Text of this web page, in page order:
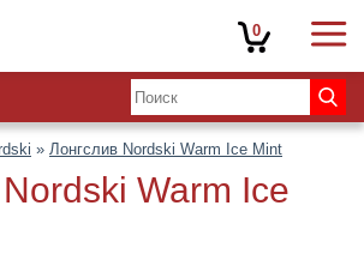
» Лонгслив Nordski Warm Ice Mint
Warm Ice
0